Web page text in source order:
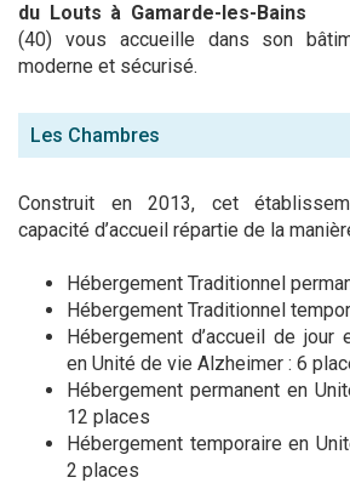
du Louts à Gamarde-les-Bains
(40) vous accueille dans son
moderne et sécurisé.
Les Chambres
Construit en 2013, cet
capacité d’accueil répartie de la
Hébergement Traditionnel
Hébergement Traditionnel
Hébergement d’accueil de jour
en Unité de vie Alzheimer : 6
Hébergement permanent en
12 places
Hébergement temporaire en
2 places